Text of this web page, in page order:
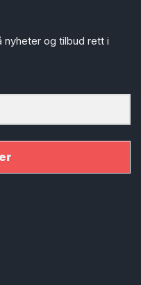
nyheter og tilbud rett i